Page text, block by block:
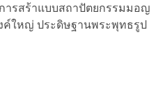
ารสร้าแบบสถาปัตยกรรมมอญ
ค์ใหญ่ ประดิษฐานพระพุทธรูป